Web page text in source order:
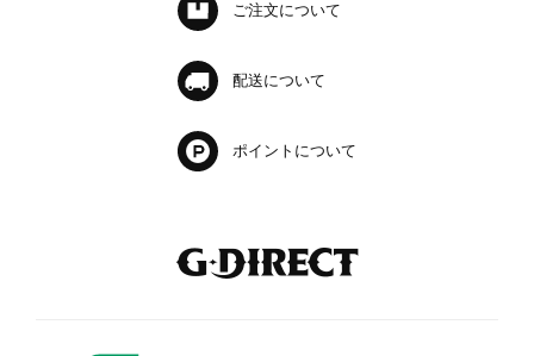
ご注文について
配送について
ポイントについて